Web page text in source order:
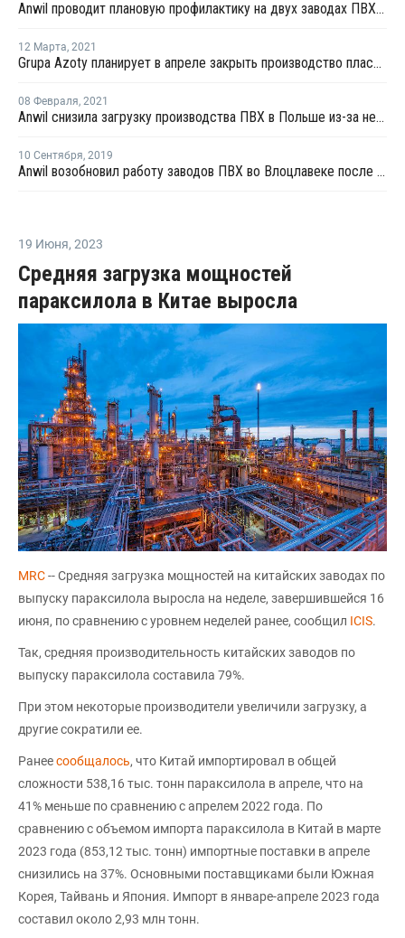
Anwil проводит плановую профилактику на двух заводах ПВХ во Влоцлавеке
12 Марта, 2021
Grupa Azoty планирует в апреле закрыть производство пластификаторов на ремонт
08 Февраля, 2021
Anwil снизила загрузку производства ПВХ в Польше из-за нехватки сырья
10 Сентября, 2019
Anwil возобновил работу заводов ПВХ во Влоцлавеке после планового ремонта
19 Июня, 2023
Средняя загрузка мощностей
параксилола в Китае выросла
MRC-- Средняя загрузка мощностей на китайских заводах по
выпуску параксилола выросла на неделе, завершившейся 16
июня, по сравнению с уровнем неделей ранее, сообщил ICIS.
Так, средняя производительность китайских заводов по
выпуску параксилола составила 79%.
При этом некоторые производители увеличили загрузку, а
другие сократили ее.
Ранеесообщалось, что Китай импортировал в общей
сложности 538,16 тыс. тонн параксилола в апреле, что на
41% меньше по сравнению с апрелем 2022 года. По
сравнению с объемом импорта параксилола в Китай в марте
2023 года (853,12 тыс. тонн) импортные поставки в апреле
снизились на 37%. Основными поставщиками были Южная
Корея, Тайвань и Япония. Импорт в январе-апреле 2023 года
составил около 2,93 млн тонн.